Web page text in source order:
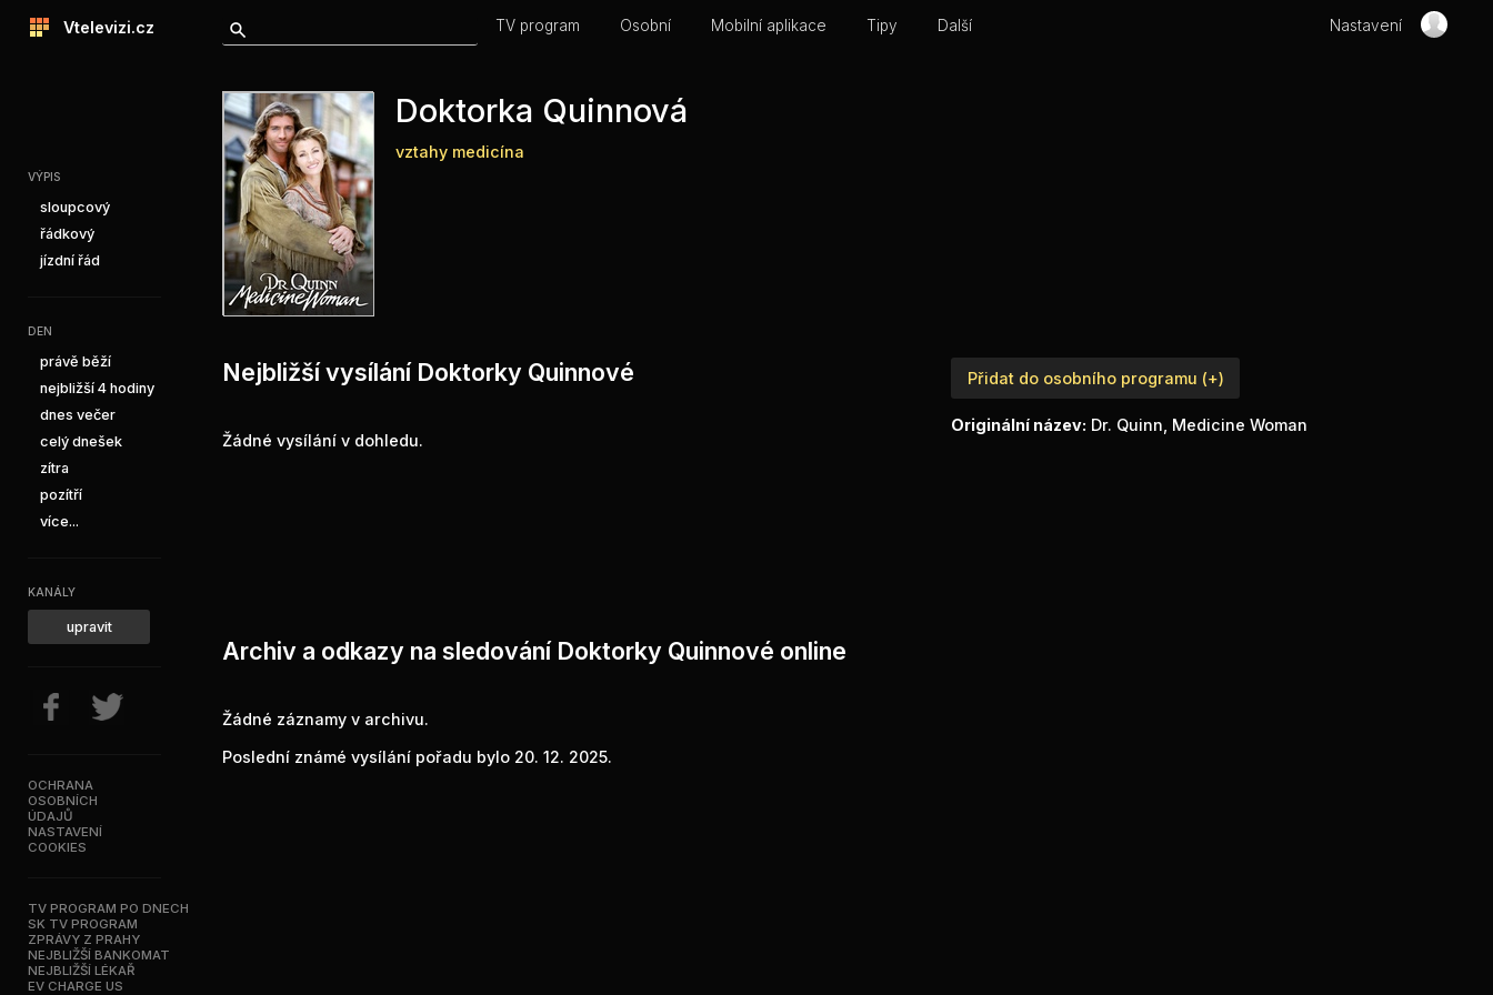
Vtelevizi.cz TV program Osobní Mobilní aplikace Tipy Další Nastavení
VÝPIS
sloupcový
řádkový
jízdní řád
DEN
právě běží
nejbližší 4 hodiny
dnes večer
celý dnešek
zítra
pozítří
více...
KANÁLY
upravit
OCHRANA
OSOBNÍCH
ÚDAJŮ
NASTAVENÍ
COOKIES
TV PROGRAM PO DNECH
SK TV PROGRAM
ZPRÁVY Z PRAHY
NEJBLIŽŠÍ BANKOMAT
NEJBLIŽŠÍ LÉKAŘ
EV CHARGE US
Doktorka Quinnová
vztahy medicína
Nejbližší vysílání Doktorky Quinnové
Žádné vysílání v dohledu.
Archiv a odkazy na sledování Doktorky Quinnové online
Žádné záznamy v archivu.
Poslední známé vysílání pořadu bylo 20. 12. 2025.
Přidat do osobního programu (+)
Originální název: Dr. Quinn, Medicine Woman